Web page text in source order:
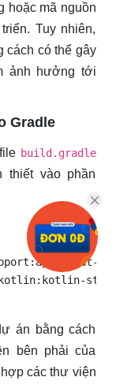
hoặc mã nguồn
Tuy nhiên,
cách có thể gây
ảnh hưởng tới
Gradle
build.gradle
thiết vào phần
án bằng cách
bên phải của
các thư viện